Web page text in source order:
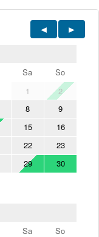
Sa
So
1
2
8
9
15
16
22
23
29
30
Sa
So